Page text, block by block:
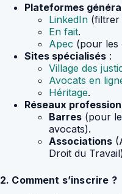
Plateformes
LinkedIn (filtrer
En fait.
Apec (pour les
Sites spécialisés :
Village des
Avocats en
Héritage.
Réseaux
Barres (pour
avocats).
Associations
Droit du
2. Comment s’inscrire ?